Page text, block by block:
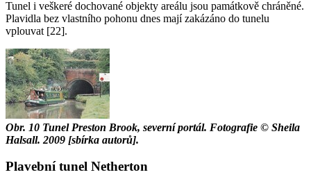
Tunel i veškeré dochované objekty areálu jsou památkově chráněné.
Plavidla bez vlastního pohonu dnes mají zakázáno do tunelu
vplouvat [22].
Obr. 10 Tunel Preston Brook, severní portál. Fotografie © Sheila
Halsall. 2009 [sbírka autorů].
Plavební tunel Netherton